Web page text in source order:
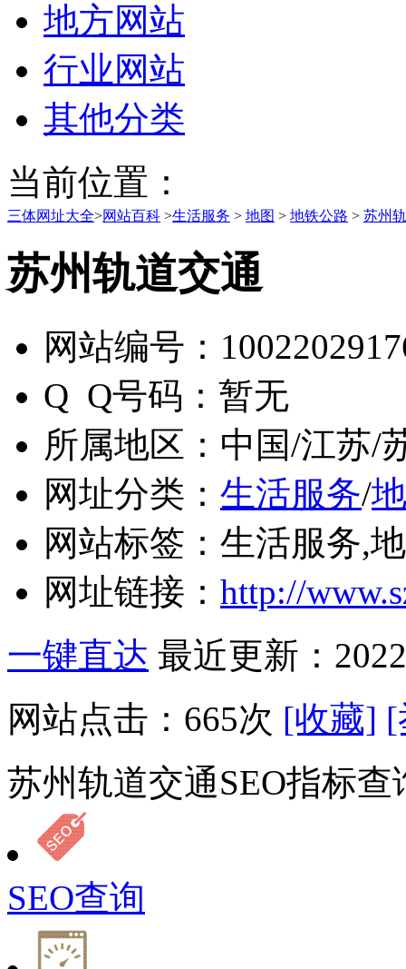
地方网站
行业网站
其他分类
当前位置：
三体网址大全>网站百科 >生活服务 > 地图 > 地铁公路 > 苏州
苏州轨道交通
网站编号：
Q Q号码： 暂无
所属地区： 中国/江苏/
网址分类： 生活服务/
网站标签： 生活服务,
网址链接： http://
一键直达 最近更新：
网站点击： 665次 [收藏] [
苏州轨道交通SEO指标查
SEO查询